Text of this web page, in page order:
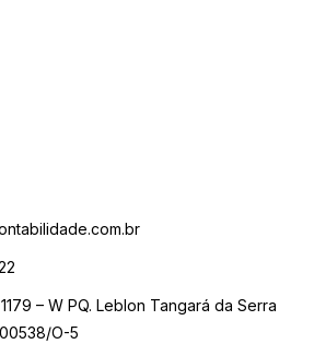
– W PQ. Leblon Tangará da Serra
O-5